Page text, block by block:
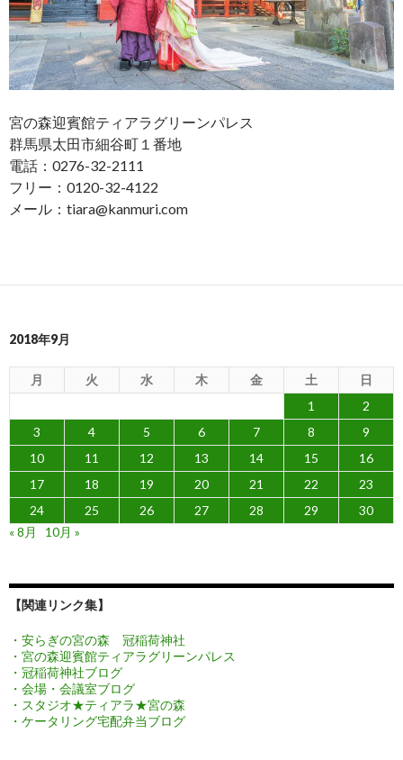
宮の森迎賓館ティアラグリーンパレス
群馬県太田市細谷町１番地
電話：0276-32-2111
フリー：0120-32-4122
メール：tiara@kanmuri.com
2018年9月
月 火 水 木 金 土
日
1
2
3
4 5 6 7 8
9
10
11 12 13 14 15
16
17
18 19 20 21 22
23
24
25 26 27 28 29
30
« 8月
10月 »
【関連リンク集】
・安らぎの宮の森 冠稲荷神社
・宮の森迎賓館ティアラグリーンパレス
・冠稲荷神社ブログ
・会場・会議室ブログ
・スタジオ★ティアラ★宮の森
・ケータリング宅配弁当ブログ